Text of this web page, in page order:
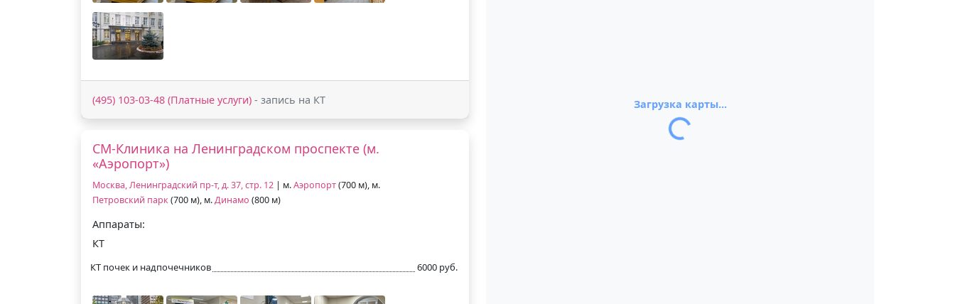
(495) 103-03-48 (Платные услуги) - запись на КТ
СМ-Клиника на Ленинградском проспекте (м.
«Аэропорт»)
Москва, Ленинградский пр-т, д. 37, стр. 12 | м.Аэропорт(700 м), м.
Петровский парк(700 м), м.Динамо (800 м)
Аппараты:
КТ
КТ почек и надпочечников 6000 руб.
Загрузка карты...